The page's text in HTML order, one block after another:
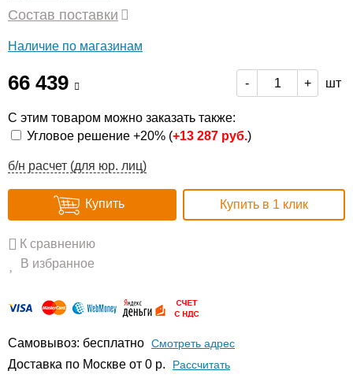
Состав поставки
Наличие по магазинам
66 439 - + шт
С этим товаром можно заказать также:
Угловое решение +20% (+13 287 руб.)
б/н расчет (для юр. лиц)
Купить Купить в 1 клик
К сравнению
В избранное
Самовывоз: бесплатно Смотреть адрес
Доставка по Москве от 0 р. Расcчитать